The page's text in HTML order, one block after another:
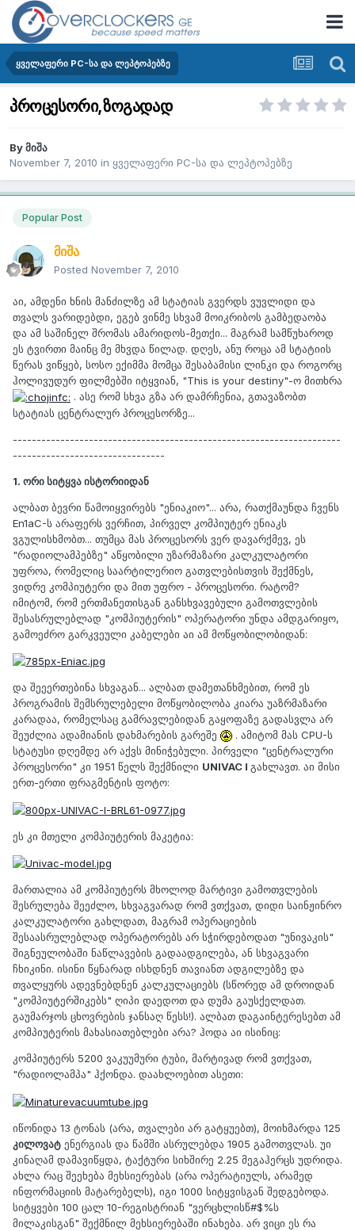
ყველაფერი PC-სა და ლეპტოპებზე
პროცესორი,ზოგადად
Byმიშა
November 7, 2010 in ყველაფერი PC-სა და ლეპტოპებზე
Popular Post
მიშა
Posted November 7, 2010
აი, ამდენი ხნის მანძილზე ამ სტატიას გვერდს ვუვლიდი და
თვალს ვარიდებდი, ეგებ ვინმე სხვამ მოიკრიბოს გამბედაობა
და ამ საშინელ შრომას ამარიდოს-მეთქი... მაგრამ სამწუხაროდ
ეს ტვირთი მაინც მე მხვდა წილად. დღეს, ანუ როცა ამ სტატიის
წერას ვიწყებ, სოსო ექიმმა მომცა შესაბამისი ლინკი და როგორც
ჰოლივუდურ ფილმებში იტყვიან, "This is your destiny"-ო მითხრა
. ასე რომ სხვა გზა არ დამრჩენია, გთავაზობთ
სტატიას ცენტრალურ პროცესორზე...
---------------------------------------------------------------------
--------------------------------
1. ორი სიტყვა ისტორიიდან
ალბათ ბევრი წამოიყვირებს "ენიაკიო"... არა, რათქმაუნდა ჩვენს
En1aC-ს არაფერს ვერჩით, პირველ კომპიუტერ ენიაკს
ვგულისხმობთ... თუმცა მას პროცესორს ვერ დავარქმევ, ეს
"რადიოლამპებზე" აწყობილი უზარმაზარი კალკულატორი
უფროა, რომელიც საარტილერიო გათვლებისთვის შექმნეს,
ვიდრე კომპიუტერი და მით უფრო - პროცესორი. რატომ?
იმიტომ, რომ ერთმანეთისგან განსხვავებული გამოთვლების
შესასრულებლად "კომპიუტერის" ოპერატორი უნდა ამდგარიყო,
გამოეძრო გარკვეული კაბელები აი ამ მოწყობილობიდან:
და შეეერთებინა სხვაგან... ალბათ დამეთანხმებით, რომ ეს
პროგრამის შემსრულებელი მოწყობილობა კიარა უაზრმაზარი
კარადაა, რომელსაც გამრავლებიდან გაყოფაზე გადასვლა არ
შეუძლია ადამიანის დახმარების გარეშე
. ამიტომ მას CPU-ს
სტატუსი დღემდე არ აქვს მინიჭებული. პირველი "ცენტრალური
პროცესორი" კი 1951 წელს შექმნილი UNIVAC I გახლავთ. აი მისი
ერთ-ერთი ფრაგმენტის ფოტო:
ეს კი მთელი კომპიუტერის მაკეტია:
მართალია ამ კომპიუტერს მხოლოდ მარტივი გამოთვლების
შესრულება შეეძლო, სხვაგვარად რომ ვთქვათ, დიდი საინჟინრო
კალკულატორი გახლდათ, მაგრამ ოპერაციების
შესაასრულებლად ოპერატორებს არ სჭირდებოდათ "უნივაკის"
შიგნეულობაში ნაწლავების გადაადგილება, ან სხვაგვარი
ჩხიკინი. ისინი წყნარად ისხდნენ თავიანთ ადგილებზე და
თვალყურს ადევნებდნენ კალკულაციებს (სწორედ ამ დროიდან
"კომპიუტერშიკებს" ღიპი დაედოთ და დუმა გაუსქელდათ.
გაუმარჯოს ცხოვრების ჯანსაღ წესს!). ალბათ დაგაინტერესებთ ამ
კომპიუტერის მახასიათებლები არა? ჰოდა აი ისინიც:
კომპიუტერს 5200 ვაკუუმური ტუბი, მარტივად რომ ვთქვათ,
"რადიოლამპა" ჰქონდა. დაახლოებით ასეთი:
იწონიდა 13 ტონას (არა, თვალები არ გატყუებთ), მოიხმარდა 125
კილოვატ ენერგიას და წამში ასრულებდა 1905 გამოთვლას. უი
კინაღამ დამავიწყდა, ტაქტური სიხშირე 2.25 მეგაჰერცს უდრიდა.
ახლა რაც შეეხება მეხსიერებას (არა ოპერატიულს, არამედ
ინფორმაციის მატარებელს), იგი 1000 სიტყვისგან შედგებოდა.
სიტყვები 100 ცალ 10-რეგისტრიან "ვერცხლისწ#$%ს
მილაკისგან" შექმნილ მეხსიერებაში ინახება. არ ვიცი ეს რა